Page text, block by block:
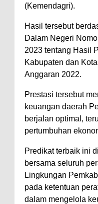
(Kemendagri).
Hasil tersebut
Dalam Negeri
2023 tentang Hasil
Kabupaten dan
Anggaran 2022.
Prestasi tersebut
keuangan daerah
berjalan optimal,
pertumbuhan
Predikat terbaik ini
bersama seluruh
Lingkungan
pada ketentuan
dalam mengelola